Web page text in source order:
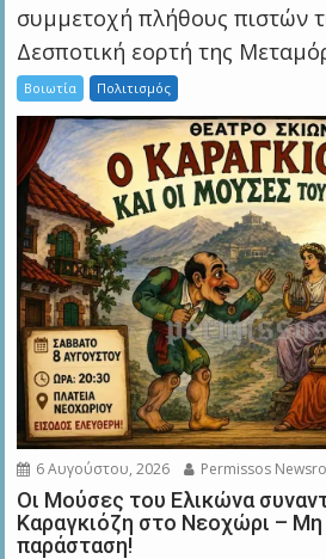
συμμετοχή πλήθους πιστών
Δεσποτική εορτή της
Βοιωτία Πολιτισμός
6 Αυγούστου, 2026 Permissos
Οι Μούσες του Ελικώνα
Καραγκιόζη στο Νεοχώρι –
παράσταση!